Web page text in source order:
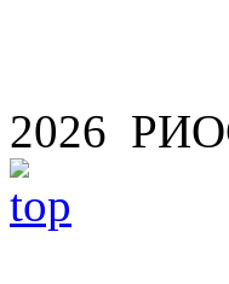
2026